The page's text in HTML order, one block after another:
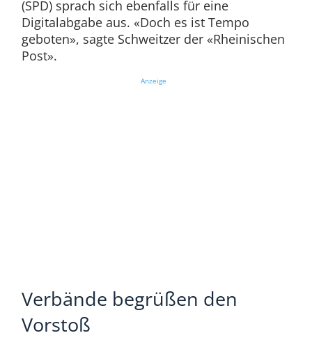
(SPD) sprach sich ebenfalls für eine
Digitalabgabe aus. «Doch es ist Tempo
geboten», sagte Schweitzer der «Rheinischen
Post».
Anzeige
Verbände begrüßen den
Vorstoß